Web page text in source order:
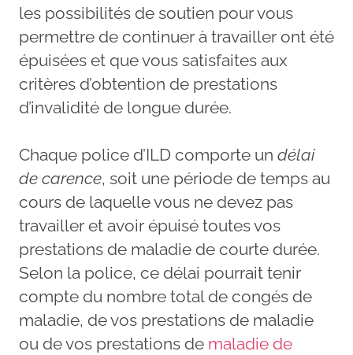
les possibilités de soutien pour vous
permettre de continuer à travailler ont été
épuisées et que vous satisfaites aux
critères d’obtention de prestations
d’invalidité de longue durée.
Chaque police d’ILD comporte un délai
de carence, soit une période de temps au
cours de laquelle vous ne devez pas
travailler et avoir épuisé toutes vos
prestations de maladie de courte durée.
Selon la police, ce délai pourrait tenir
compte du nombre total de congés de
maladie, de vos prestations de maladie
ou de vos prestations de maladie de